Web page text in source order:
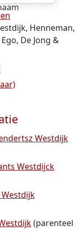
Henneman,
De Jong &
Westdijk
Westdijck
(parenteel